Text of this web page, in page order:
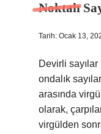
Noktalı
Tarih: Ocak 13,
Devirli sayılar
ondalık
arasında
olarak,
virgülden